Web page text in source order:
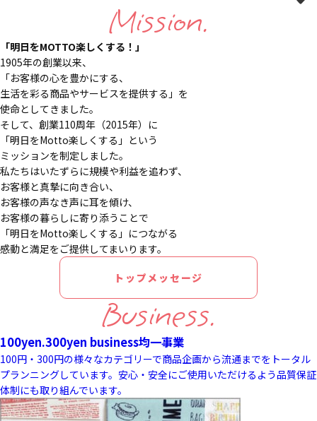
Mission.
「明日をMOTTO楽しくする！」
1905年の創業以来、
「お客様の心を豊かにする、
生活を彩る商品やサービスを提供する」を
使命としてきました。
そして、創業110周年（2015年）に
「明日をMotto楽しくする」という
ミッションを制定しました。
私たちはいたずらに規模や利益を追わず、
お客様と真摯に向き合い、
お客様の声なき声に耳を傾け、
お客様の暮らしに寄り添うことで
「明日をMotto楽しくする」につながる
感動と満足をご提供してまいります。
トップメッセージ
Business.
100yen.300yen business均一事業
100円・300円の様々なカテゴリーで商品企画から流通までをトータル
プランニングしています。安心・安全にご使用いただけるよう品質保証
体制にも取り組んでいます。